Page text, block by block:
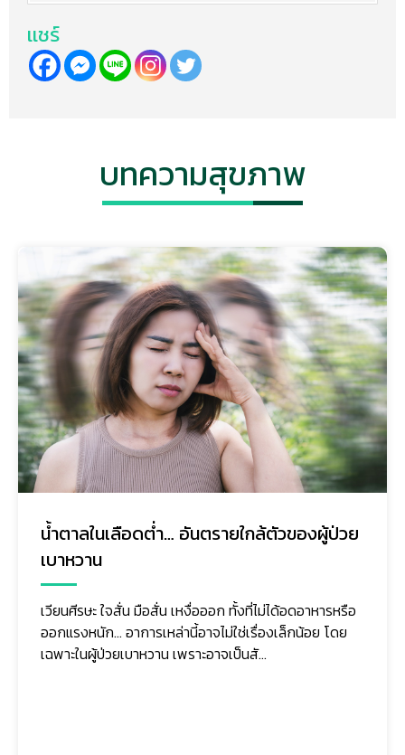
เเชร์
บทความสุขภาพ
น้ำตาลในเลือดต่ำ… อันตรายใกล้ตัวของผู้ป่วย
เบาหวาน
เวียนศีรษะ ใจสั่น มือสั่น เหงื่อออก ทั้งที่ไม่ได้อดอาหารหรือ
ออกแรงหนัก... อาการเหล่านี้อาจไม่ใช่เรื่องเล็กน้อย โดย
เฉพาะในผู้ป่วยเบาหวาน เพราะอาจเป็นสั...